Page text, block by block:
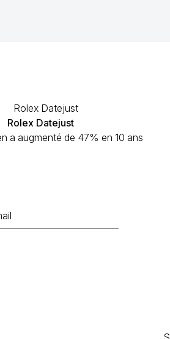
Rolex Datejust
a augmenté de 47% en 10 ans